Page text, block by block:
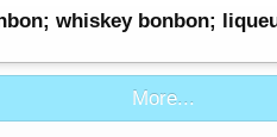
whiskey bonbon;
More...